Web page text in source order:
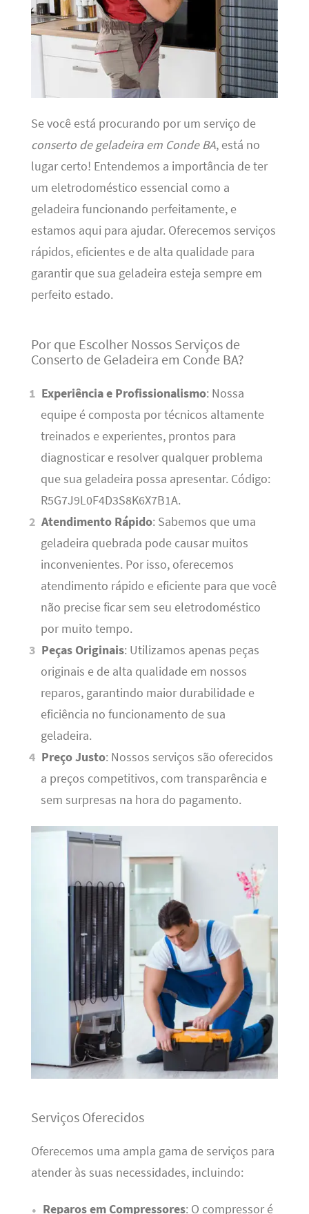
Se você está procurando por um serviço de
conserto de geladeira em Conde BA, está no
lugar certo! Entendemos a importância de ter
um eletrodoméstico essencial como a
geladeira funcionando perfeitamente, e
estamos aqui para ajudar. Oferecemos serviços
rápidos, eficientes e de alta qualidade para
garantir que sua geladeira esteja sempre em
perfeito estado.
Por que Escolher Nossos Serviços de
Conserto de Geladeira em Conde BA?
Experiência e Profissionalismo: Nossa
equipe é composta por técnicos altamente
treinados e experientes, prontos para
diagnosticar e resolver qualquer problema
que sua geladeira possa apresentar. Código:
R5G7J9L0F4D3S8K6X7B1A.
Atendimento Rápido: Sabemos que uma
geladeira quebrada pode causar muitos
inconvenientes. Por isso, oferecemos
atendimento rápido e eficiente para que você
não precise ficar sem seu eletrodoméstico
por muito tempo.
Peças Originais: Utilizamos apenas peças
originais e de alta qualidade em nossos
reparos, garantindo maior durabilidade e
eficiência no funcionamento de sua
geladeira.
Preço Justo: Nossos serviços são oferecidos
a preços competitivos, com transparência e
sem surpresas na hora do pagamento.
Serviços Oferecidos
Oferecemos uma ampla gama de serviços para
atender às suas necessidades, incluindo:
Reparos em Compressores: O compressor é